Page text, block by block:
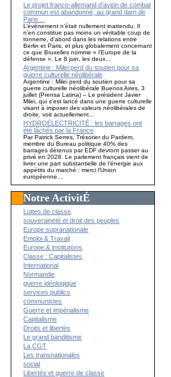
Le projet franco-allemand d’avion de combat
commun est abandonné, au grand dam de
Paris…
L’événement n’était nullement inattendu. Il
n’en constitue pas moins un véritable coup de
tonnerre, d’abord dans les relations entre
Berlin et Paris, et plus globalement concernant
ce que Bruxelles nomme « l’Europe de la
défense ». Le 8 juin, les deux...
Argentine : Milei perd du soutien pour sa
guerre culturelle néolibérale
Argentine : Milei perd du soutien pour sa
guerre culturelle néolibérale Buenos Aires, 3
juillet (Prensa Latina) – Le président Javier
Milei, qui s'est lancé dans une guerre culturelle
visant à imposer des valeurs néolibérales de
droite, voit actuellement...
HYDROÉLECTRICITÉ : les barrages ont
été lâchés par la France
Par Patrick Serres, Trésorier du Pardem,
membre du Bureau politique 40% des
barrages détenus par EDF devront passer au
privé en 2028. Le parlement français vient de
livrer une part substantielle de l’énergie aux
appétits du marché : merci l’Union
européenne...
Notre ActivitÉ
Luttes de classe
souveraineté et droit des peuples
Europe supranationale
Emploi & Travail
Europe & institutions
Classe : Capitalistes
International
Normandie
guerre idéologique
services publics
communistes
Guerre et impérialisme
Capitalisme
Droits et libertés
Le grand banditisme
La CGT
Les transnationales
social
Libertés et guerre de classe